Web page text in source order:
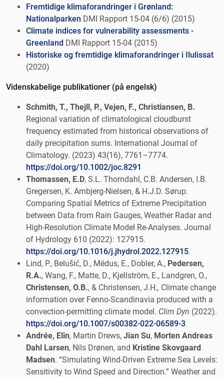
Fremtidige klimaforandringer i Grønland:
Nationalparken DMI Rapport 15-04 (6/6) (2015)
Climate indices for vulnerability assessments -
Greenland DMI Rapport 15-04 (2015)
Historiske og fremtidige klimaforandringer i Ilulissat
(2020)
Videnskabelige publikationer (på engelsk)
Schmith, T., Thejll, P., Vejen, F., Christiansen, B.
Regional variation of climatological cloudburst
frequency estimated from historical observations of
daily precipitation sums. International Journal of
Climatology. (2023) 43(16), 7761–7774.
https://doi.org/10.1002/joc.8291
Thomassen, E.D, S.L. Thorndahl, C.B. Andersen, I.B.
Gregersen, K. Arnbjerg-Nielsen, & H.J.D. Sørup.
Comparing Spatial Metrics of Extreme Precipitation
between Data from Rain Gauges, Weather Radar and
High-Resolution Climate Model Re-Analyses. Journal
of Hydrology 610 (2022): 127915.
https://doi.org/10.1016/j.jhydrol.2022.127915.
Lind, P., Belušić, D., Médus, E., Dobler, A., Pedersen,
R.A., Wang, F., Matte, D., Kjellström, E., Landgren, O.,
Christensen, O.B., & Christensen, J.H., Climate change
information over Fenno-Scandinavia produced with a
convection-permitting climate model. Clim Dyn (2022).
https://doi.org/10.1007/s00382-022-06589-3
Andrée, Elin, Martin Drews, Jian Su, Morten Andreas
Dahl Larsen, Nils Drønen, and Kristine Skovgaard
Madsen. “Simulating Wind-Driven Extreme Sea Levels:
Sensitivity to Wind Speed and Direction.” Weather and